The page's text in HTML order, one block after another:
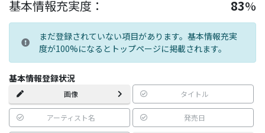
基本情報充実度： 83%
まだ登録されていない項目があります。基本情報充実
度が100%になるとトップページに掲載されます。
基本情報登録状況
画像 タイトル
アーティスト名 発売日